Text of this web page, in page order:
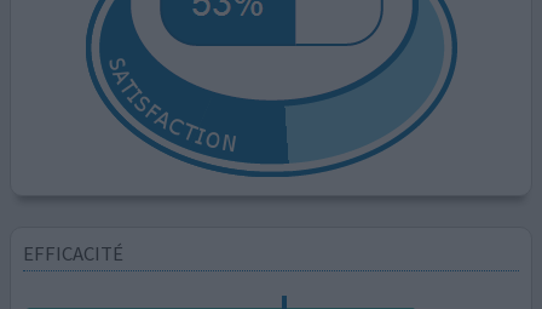
EFFICACITÉ